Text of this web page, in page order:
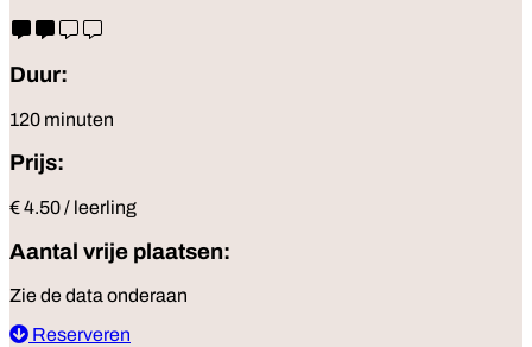
Duur:
120 minuten
Prijs:
€ 4.50 / leerling
Aantal vrije plaatsen:
Zie de data onderaan
Reserveren